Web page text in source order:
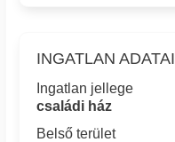
INGATLAN ADATAI
Ingatlan jellege
családi ház
Belső terület